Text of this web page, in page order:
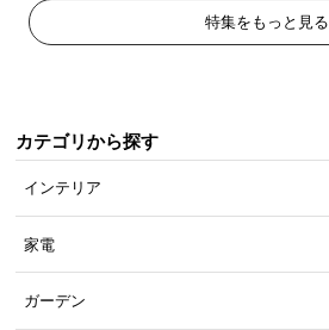
特集をもっと見る
カテゴリから探す
インテリア
家電
ガーデン